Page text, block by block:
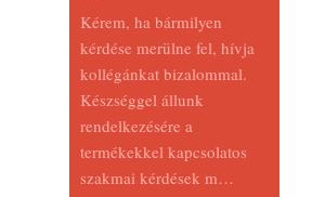
Kérem, ha bármilyen
kérdése merülne fel, hívja
kollégánkat bizalommal.
Készséggel állunk
rendelkezésére a
termékekkel kapcsolatos
szakmai kérdések m…